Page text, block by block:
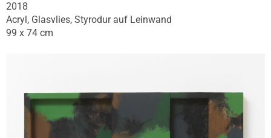
2018
Acryl, Glasvlies, Styrodur auf Leinwand
99 x 74 cm